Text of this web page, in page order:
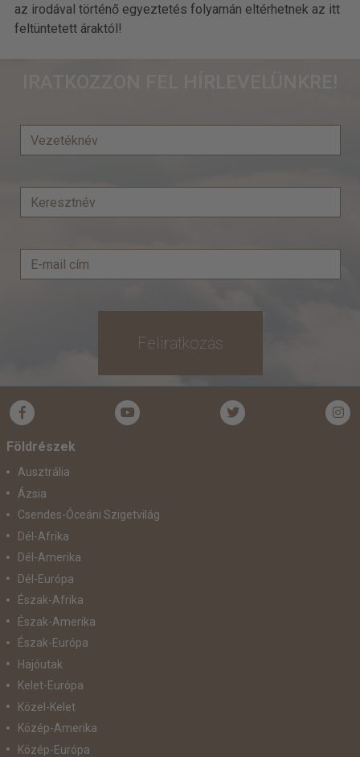
az irodával történő egyeztetés folyamán eltérhetnek az itt
feltüntetett áraktól!
Feliratkozás
Földrészek
Ausztrália
Ázsia
Csendes-Óceáni Szigetvilág
Dél-Afrika
Dél-Amerika
Dél-Európa
Észak-Afrika
Észak-Amerika
Észak-Európa
Hajóutak
Kelet-Európa
Közel-Kelet
Közép-Amerika
Közép-Európa